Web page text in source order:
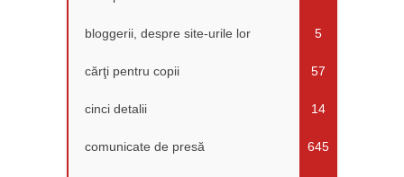
bloggerii, despre site-urile lor 5
cărţi pentru copii 57
cinci detalii 14
comunicate de presă 645